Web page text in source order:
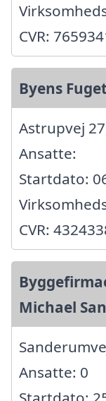
CVR:
Byens
Astrupvej
Ansatte:
Startdato:
CVR:
Michael
Ansatte: 0